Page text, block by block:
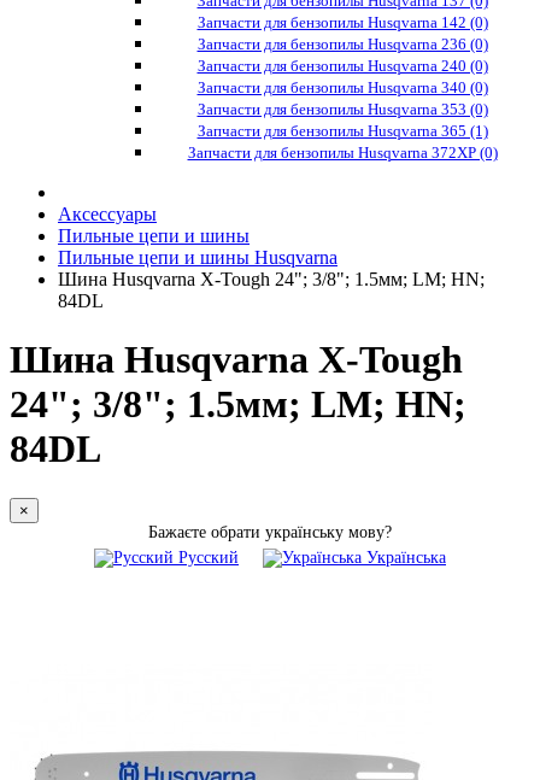
Запчасти для бензопилы Husqvarna 142 (0)
Запчасти для бензопилы Husqvarna 236 (0)
Запчасти для бензопилы Husqvarna 240 (0)
Запчасти для бензопилы Husqvarna 340 (0)
Запчасти для бензопилы Husqvarna 353 (0)
Запчасти для бензопилы Husqvarna 365 (1)
Запчасти для бензопилы Husqvarna 372XP (0)
Аксессуары
Пильные цепи и шины
Пильные цепи и шины Husqvarna
Шина Husqvarna X-Tough 24"; 3/8"; 1.5мм; LM; НN;
84DL
Шина Husqvarna X-Tough
24"; 3/8"; 1.5мм; LM; НN;
84DL
×
Бажаєте обрати українську мову?
Русский
Українська